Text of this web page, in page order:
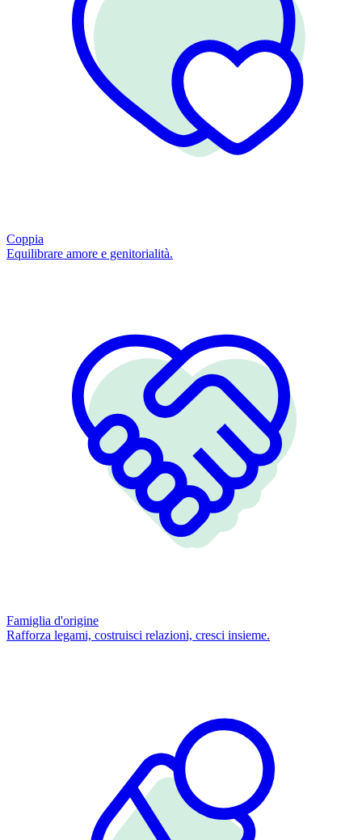
Coppia
Equilibrare amore e genitorialità.
Famiglia d'origine
Rafforza legami, costruisci relazioni, cresci insieme.